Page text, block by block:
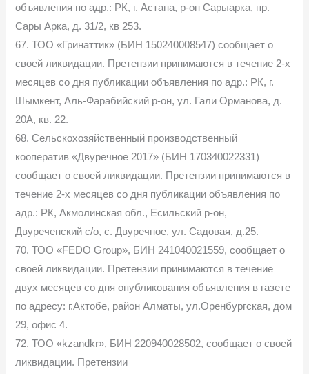
объявления по адр.: РК, г. Астана, р-он Сарыарка, пр.
Сары Арка, д. 31/2, кв 253.
67. ТОО «Гринаттик» (БИН 150240008547) сообщает о
своей ликвидации. Претензии принимаются в течение 2-х
месяцев со дня публикации объявления по адр.: РК, г.
Шымкент, Аль-Фарабийский р-он, ул. Гали Орманова, д.
20А, кв. 22.
68. Сельскохозяйственный производственный
кооператив «Двуречное 2017» (БИН 170340022331)
сообщает о своей ликвидации. Претензии принимаются в
течение 2-х месяцев со дня публикации объявления по
адр.: РК, Акмолинская обл., Есильский р-он,
Двуреченский с/о, с. Двуречное, ул. Садовая, д.25.
70. ТОО «FEDO Group», БИН 241040021559, сообщает о
своей ликвидации. Претензии принимаются в течение
двух месяцев со дня опубликования объявления в газете
по адресу: г.Актобе, район Алматы, ул.Оренбургская, дом
29, офис 4.
72. ТОО «kzandkr», БИН 220940028502, сообщает о своей
ликвидации. Претензии